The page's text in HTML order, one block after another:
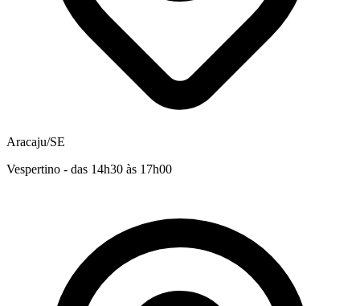
Aracaju/SE
Vespertino - das 14h30 às 17h00